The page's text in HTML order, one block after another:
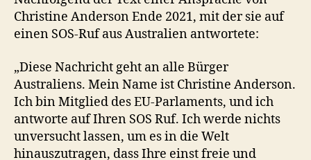
Christine Anderson Ende 2021, mit der sie auf
einen SOS-Ruf aus Australien antwortete:
„Diese Nachricht geht an alle Bürger
Australiens. Mein Name ist Christine Anderson.
Ich bin Mitglied des EU-Parlaments, und ich
antworte auf Ihren SOS Ruf. Ich werde nichts
unversucht lassen, um es in die Welt
hinauszutragen, dass Ihre einst freie und